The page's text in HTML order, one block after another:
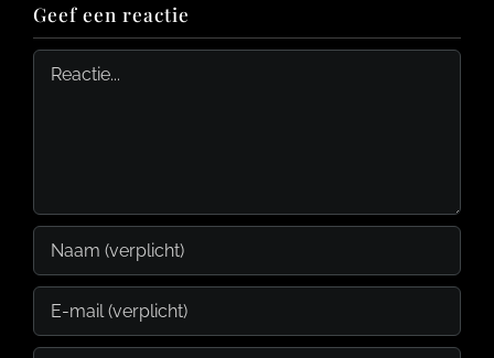
Geef een reactie
Reactie